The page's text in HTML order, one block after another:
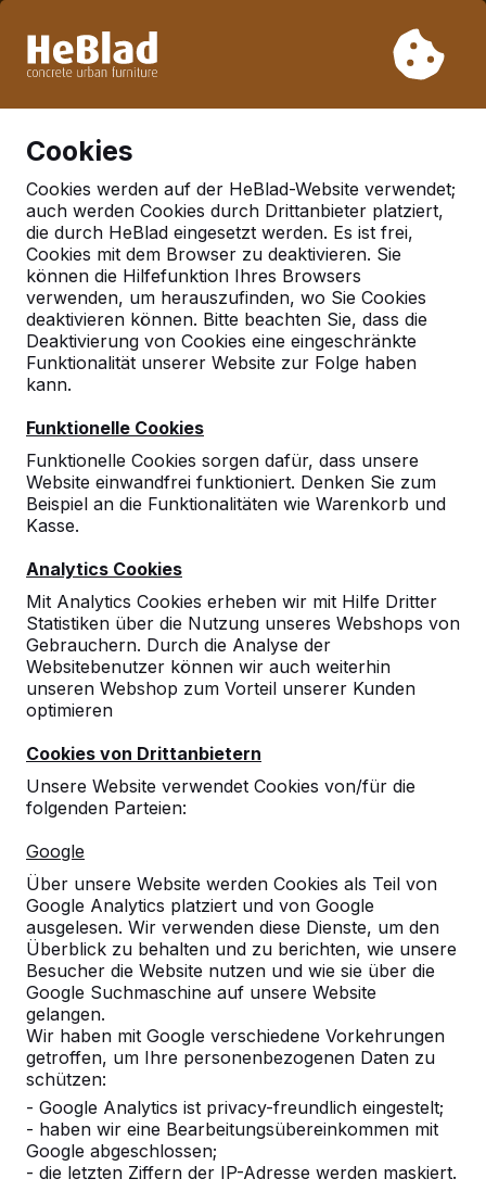
Woche 33 nicht. Bitte berücksichtigen Sie daher längere
Cookies
Cookies werden auf der HeBlad-Website verwendet;
auch werden Cookies durch Drittanbieter platziert,
die durch HeBlad eingesetzt werden. Es ist frei,
Cookies mit dem Browser zu deaktivieren. Sie
können die Hilfefunktion Ihres Browsers
verwenden, um herauszufinden, wo Sie Cookies
deaktivieren können. Bitte beachten Sie, dass die
Deaktivierung von Cookies eine eingeschränkte
Funktionalität unserer Website zur Folge haben
kann.
Funktionelle Cookies
Funktionelle Cookies sorgen dafür, dass unsere
Website einwandfrei funktioniert. Denken Sie zum
Beispiel an die Funktionalitäten wie Warenkorb und
Kasse.
Analytics Cookies
Mit Analytics Cookies erheben wir mit Hilfe Dritter
Statistiken über die Nutzung unseres Webshops von
Gebrauchern. Durch die Analyse der
Websitebenutzer können wir auch weiterhin
unseren Webshop zum Vorteil unserer Kunden
optimieren
Cookies von Drittanbietern
Unsere Website verwendet Cookies von/für die
folgenden Parteien:
Google
Über unsere Website werden Cookies als Teil von
Google Analytics platziert und von Google
ausgelesen. Wir verwenden diese Dienste, um den
Überblick zu behalten und zu berichten, wie unsere
Besucher die Website nutzen und wie sie über die
Google Suchmaschine auf unsere Website
gelangen.
Wir haben mit Google verschiedene Vorkehrungen
getroffen, um Ihre personenbezogenen Daten zu
schützen:
- Google Analytics ist privacy-freundlich eingestelt;
- haben wir eine Bearbeitungsübereinkommen mit
Google abgeschlossen;
- die letzten Ziffern der IP-Adresse werden maskiert.
Zubehör
Set Gummipuffer für den
Kickertisch
20
€ 35,00
Anzahl
Zum Angebot hinzufügen